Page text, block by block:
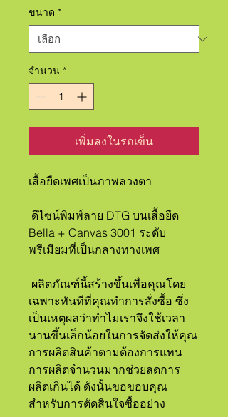
ขนาด *
จำนวน *
เพิ่มลงในรถเข็น
เสื้อยืดเพศเป็นภาพลวงตา
Bella + Canvas 3001 ระดับ
พรีเมียมที่เป็นกลางทางเพศ
เฉพาะทันทีที่คุณทำการสั่งซื้อ ซึ่ง
เป็นเหตุผลว่าทำไมเราจึงใช้เวลา
นานขึ้นเล็กน้อยในการจัดส่งให้คุณ
การผลิตสินค้าตามต้องการแทน
การผลิตจำนวนมากช่วยลดการ
ผลิตเกินได้ ดังนั้นขอขอบคุณ
สำหรับการตัดสินใจซื้ออย่าง